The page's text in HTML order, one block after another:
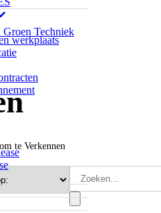
werkplaats
Groen Techniek
te Verkennen